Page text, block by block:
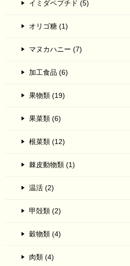
イミダペプチド (5)
オリゴ糖 (1)
マヌカハニー (7)
加工食品 (6)
果物類 (19)
果菜類 (6)
根菜類 (12)
棘皮動物類 (1)
温活 (2)
甲殻類 (2)
穀物類 (4)
肉類 (4)